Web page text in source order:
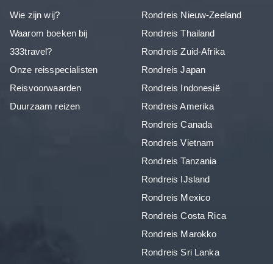
Wie zijn wij?
Waarom boeken bij
333travel?
Onze reisspecialisten
Reisvoorwaarden
Duurzaam reizen
Rondreis Nieuw-Zeeland
Rondreis Thailand
Rondreis Zuid-Afrika
Rondreis Japan
Rondreis Indonesië
Rondreis Amerika
Rondreis Canada
Rondreis Vietnam
Rondreis Tanzania
Rondreis IJsland
Rondreis Mexico
Rondreis Costa Rica
Rondreis Marokko
Rondreis Sri Lanka